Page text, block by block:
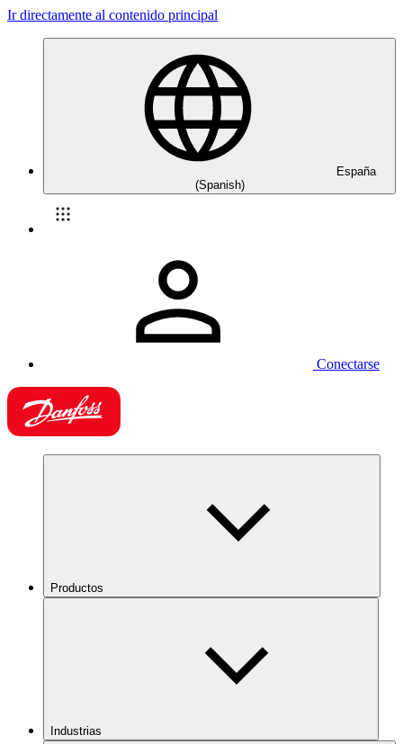
Ir directamente al contenido principal
España
(Spanish)
Conectarse
Productos
Industrias